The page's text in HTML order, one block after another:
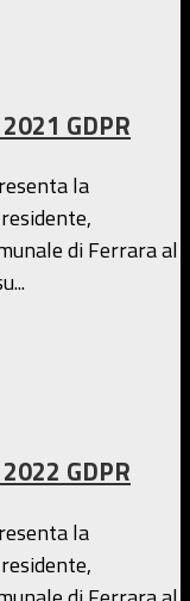
GDPR
la
di Ferrara al
GDPR
la